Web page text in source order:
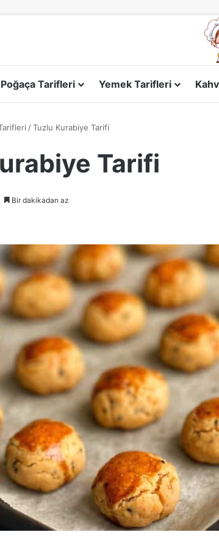
Poğaça Tarifleri Yemek Tarifleri
/Tuzlu Kurabiye Tarifi
Tarifi
Bir dakikadan az